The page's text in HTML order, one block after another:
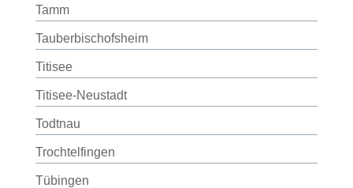
Tamm
Tauberbischofsheim
Titisee
Titisee-Neustadt
Todtnau
Trochtelfingen
Tübingen